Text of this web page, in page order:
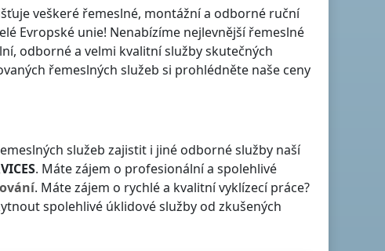
veškeré řemeslné, montážní a odborné ruční
Evropské unie! Nenabízíme nejlevnější řemeslné
odborné a velmi kvalitní služby skutečných
řemeslných služeb si prohlédněte naše ceny
služeb zajistit i jiné odborné služby naší
. Máte zájem o profesionální a spolehlivé
. Máte zájem o rychlé a kvalitní vyklízecí práce?
spolehlivé úklidové služby od zkušených